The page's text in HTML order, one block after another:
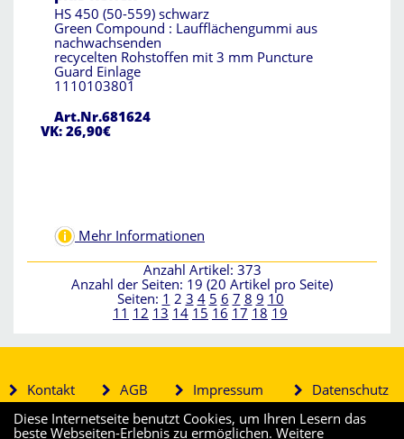
HS 450 (50-559) schwarz
Green Compound : Laufflächengummi aus
nachwachsenden
recycelten Rohstoffen mit 3 mm Puncture
Guard Einlage
1110103801
Art.Nr.681624
VK: 26,90€
Mehr Informationen
Anzahl Artikel: 373
Anzahl der Seiten: 19 (20 Artikel pro Seite)
Seiten: 1 2 3 4 5 6 7 8 9 10
11 12 13 14 15 16 17 18 19
Kontakt AGB Impressum
Datenschutz
Diese Internetseite benutzt Cookies, um Ihren Lesern das
beste Webseiten-Erlebnis zu ermöglichen. Weitere